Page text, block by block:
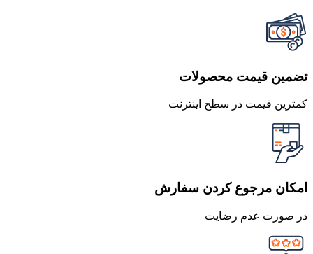
تضمین قیمت محصولات
کمترین قیمت در سطح اینترنت
امکان مرجوع کردن سفارش
در صورت عدم رضایت